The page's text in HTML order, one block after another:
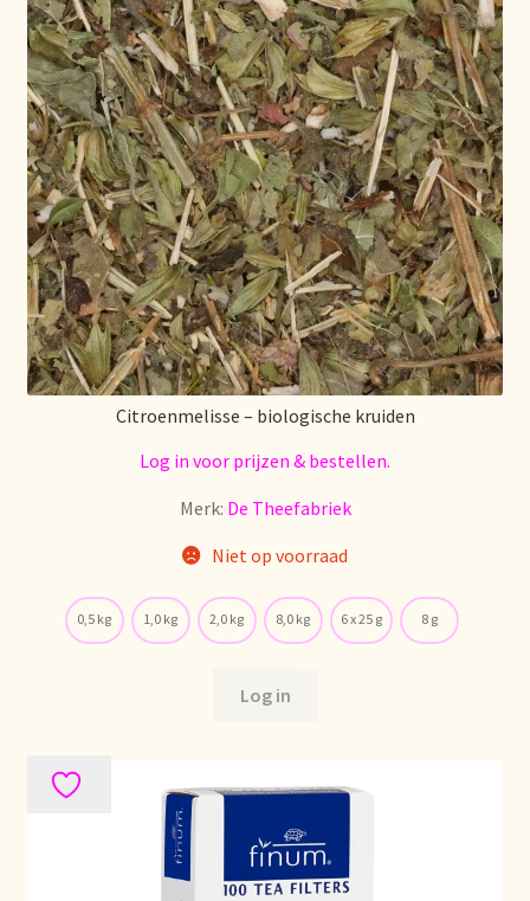
Citroenmelisse – biologische kruiden
Log in voor prijzen & bestellen.
Merk: De Theefabriek
Niet op voorraad
0,5 kg 1,0 kg 2,0 kg 8,0 kg 6 x 25 g 8 g
Log in